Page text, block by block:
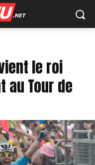
le roi
Tour de